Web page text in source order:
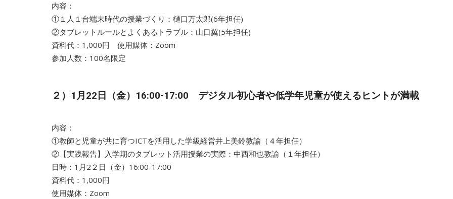
内容：
①１人１台端末時代の授業づくり：樋口万太郎(6年担任)
②タブレットルールとよくあるトラブル：山口翼(5年担任)
資料代：1,000円 使用媒体：Zoom
参加人数：100名限定
２）1月22日（金）16:00-17:00 デジタル初心者や低学年児童が使えるヒントが満載
内容：
①教師と児童が共に育つICTを活用した学級経営井上美鈴教諭（４年担任）
②【実践報告】入学期のタブレット活用授業の実際：中西和也教諭（１年担任）
日時：1月2２日（金）16:00-17:00
資料代：1,000円
使用媒体：Zoom